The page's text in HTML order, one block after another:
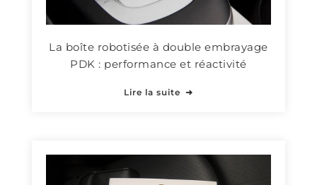
La boîte robotisée à double embrayage
PDK : performance et réactivité
Lire la suite